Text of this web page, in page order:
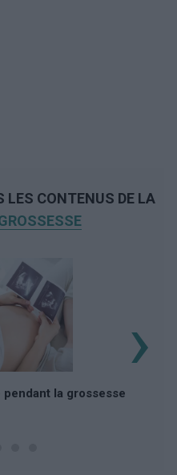
LES CONTENUS DE LA
la grossesse
›